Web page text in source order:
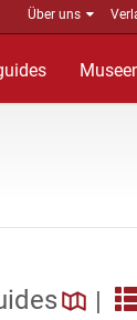
Über uns
|